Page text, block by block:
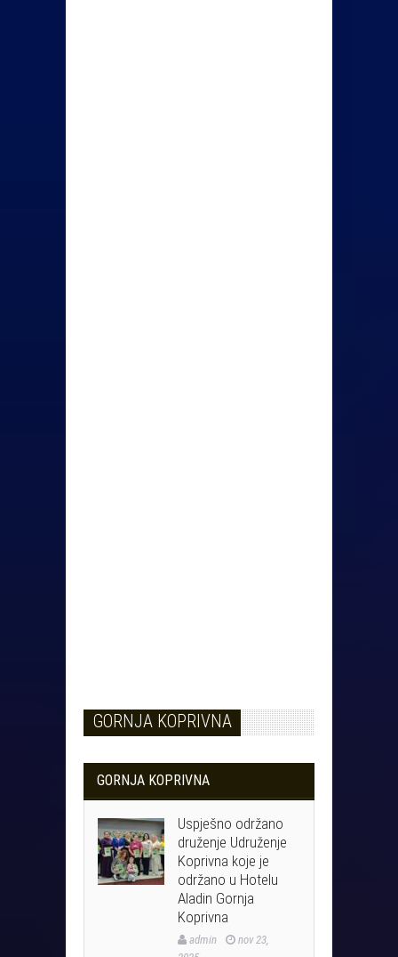
GORNJA KOPRIVNA
GORNJA KOPRIVNA
Uspješno održano
druženje Udruženje
Koprivna koje je
održano u Hotelu
Aladin Gornja
Koprivna
admin
nov 23,